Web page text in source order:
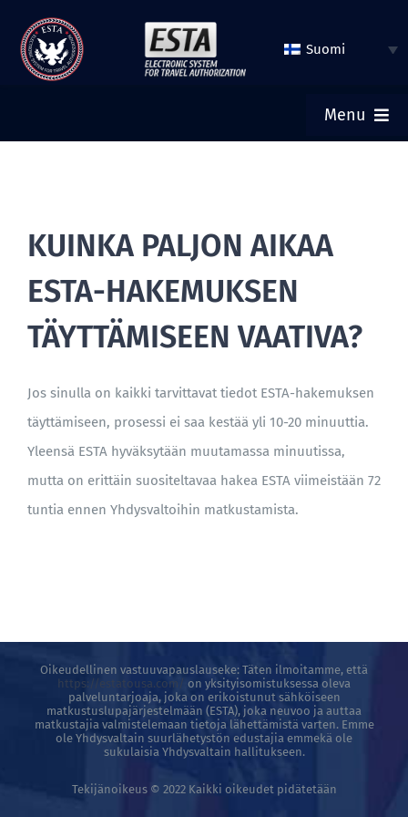
sisältöön
Suomi
Menu
TARKISTA ESTA:N TILA
LIIKEMATKA-TURISTIVIISUMI
APU
KUINKA PALJON AIKAA
ESTA-HAKEMUKSEN
TÄYTTÄMISEEN VAATIVA?
Jos sinulla on kaikki tarvittavat tiedot ESTA-hakemuksen
täyttämiseen, prosessi ei saa kestää yli 10-20 minuuttia.
Yleensä ESTA hyväksytään muutamassa minuutissa,
mutta on erittäin suositeltavaa hakea ESTA viimeistään 72
tuntia ennen Yhdysvaltoihin matkustamista.
Oikeudellinen vastuuvapauslauseke: Täten ilmoitamme, että
https://estatousa.com/
on yksityisomistuksessa oleva
palveluntarjoaja, joka on erikoistunut sähköiseen
matkustuslupajärjestelmään (ESTA), joka neuvoo ja auttaa
matkustajia valmistelemaan tietoja lähettämistä varten. Emme
ole Yhdysvaltain suurlähetystön edustajia emmekä ole
sukulaisia ​​Yhdysvaltain hallitukseen.
Tekijänoikeus © 2022 Kaikki oikeudet pidätetään